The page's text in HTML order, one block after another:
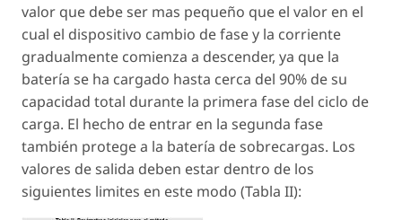
valor que debe ser mas pequeño que el valor en el
cual el dispositivo cambio de fase y la corriente
gradualmente comienza a descender, ya que la
batería se ha cargado hasta cerca del 90% de su
capacidad total durante la primera fase del ciclo de
carga. El hecho de entrar en la segunda fase
también protege a la batería de sobrecargas. Los
valores de salida deben estar dentro de los
siguientes limites en este modo (Tabla II):